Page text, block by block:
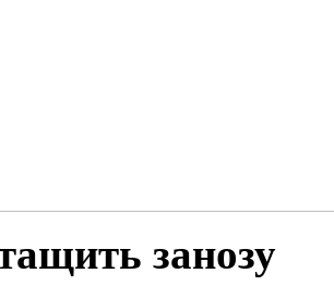
занозу